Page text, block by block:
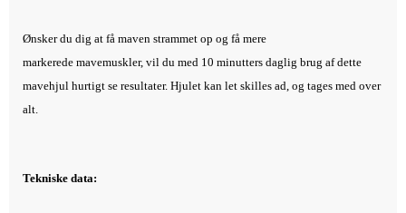
Ønsker du dig at få maven strammet op og få mere
markerede mavemuskler, vil du med 10 minutters daglig brug af dette
mavehjul hurtigt se resultater. Hjulet kan let skilles ad, og tages med over
alt.
Tekniske data: